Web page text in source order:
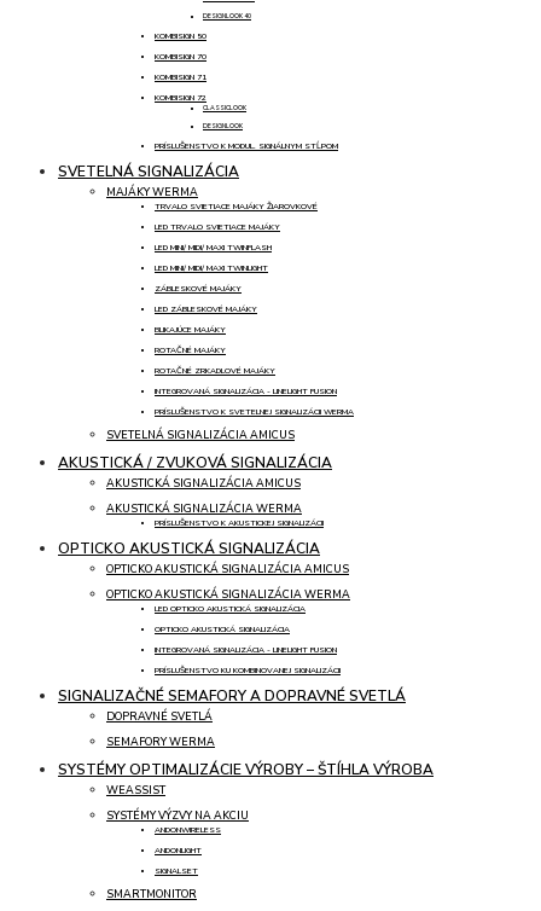
DESIGNLOOK 40
KOMBISIGN 50
KOMBISIGN 70
KOMBISIGN 71
KOMBISIGN 72
CLASSICLOOK
DESIGNLOOK
PRÍSLUŠENSTVO K MODUL. SIGNÁLNYM STĹPOM
SVETELNÁ SIGNALIZÁCIA
MAJÁKY WERMA
TRVALO SVIETIACE MAJÁKY ŽIAROVKOVÉ
LED TRVALO SVIETIACE MAJÁKY
LED MINI/ MIDI/ MAXI TWINFLASH
LED MINI/ MIDI/ MAXI TWINLIGHT
ZÁBLESKOVÉ MAJÁKY
LED ZÁBLESKOVÉ MAJÁKY
BLIKAJÚCE MAJÁKY
ROTAČNÉ MAJÁKY
ROTAČNÉ ZRKADLOVÉ MAJÁKY
INTEGROVANÁ SIGNALIZÁCIA - LINELIGHT FUSION
PRÍSLUŠENSTVO K SVETELNEJ SIGNALIZÁCII WERMA
SVETELNÁ SIGNALIZÁCIA AMICUS
AKUSTICKÁ / ZVUKOVÁ SIGNALIZÁCIA
AKUSTICKÁ SIGNALIZÁCIA AMICUS
AKUSTICKÁ SIGNALIZÁCIA WERMA
PRÍSLUŠENSTVO K AKUSTICKEJ SIGNALIZÁCII
OPTICKO AKUSTICKÁ SIGNALIZÁCIA
OPTICKO AKUSTICKÁ SIGNALIZÁCIA AMICUS
OPTICKO AKUSTICKÁ SIGNALIZÁCIA WERMA
LED OPTICKO AKUSTICKÁ SIGNALIZÁCIA
OPTICKO AKUSTICKÁ SIGNALIZÁCIA
INTEGROVANÁ SIGNALIZÁCIA - LINELIGHT FUSION
PRÍSLUŠENSTVO KU KOMBINOVANEJ SIGNALIZÁCII
SIGNALIZAČNÉ SEMAFORY A DOPRAVNÉ SVETLÁ
DOPRAVNÉ SVETLÁ
SEMAFORY WERMA
SYSTÉMY OPTIMALIZÁCIE VÝROBY – ŠTÍHLA VÝROBA
WEASSIST
SYSTÉMY VÝZVY NA AKCIU
ANDONWIRELESS
ANDONLIGHT
SIGNALSET
SMARTMONITOR